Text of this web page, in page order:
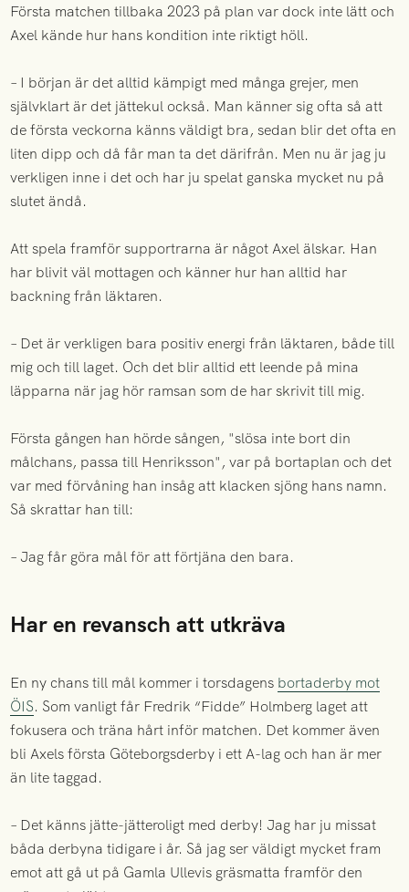
Första matchen tillbaka 2023 på plan var dock inte lätt och
Axel kände hur hans kondition inte riktigt höll.
– I början är det alltid kämpigt med många grejer, men
självklart är det jättekul också. Man känner sig ofta så att
de första veckorna känns väldigt bra, sedan blir det ofta en
liten dipp och då får man ta det därifrån. Men nu är jag ju
verkligen inne i det och har ju spelat ganska mycket nu på
slutet ändå.
Att spela framför supportrarna är något Axel älskar. Han
har blivit väl mottagen och känner hur han alltid har
backning från läktaren.
– Det är verkligen bara positiv energi från läktaren, både till
mig och till laget. Och det blir alltid ett leende på mina
läpparna när jag hör ramsan som de har skrivit till mig.
Första gången han hörde sången, "slösa inte bort din
målchans, passa till Henriksson", var på bortaplan och det
var med förvåning han insåg att klacken sjöng hans namn.
Så skrattar han till:
– Jag får göra mål för att förtjäna den bara.
Har en revansch att utkräva
En ny chans till mål kommer i torsdagens bortaderby mot
ÖIS. Som vanligt får Fredrik “Fidde” Holmberg laget att
fokusera och träna hårt inför matchen. Det kommer även
bli Axels första Göteborgsderby i ett A-lag och han är mer
än lite taggad.
– Det känns jätte-jätteroligt med derby! Jag har ju missat
båda derbyna tidigare i år. Så jag ser väldigt mycket fram
emot att gå ut på Gamla Ullevis gräsmatta framför den